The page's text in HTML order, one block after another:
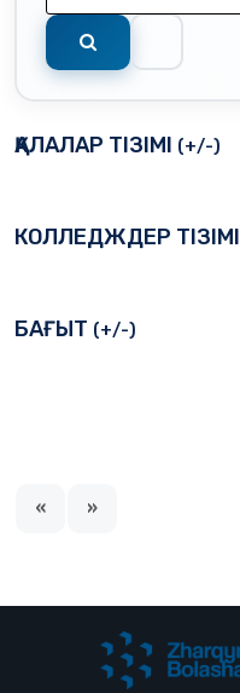
ҚАЛАЛАР ТІЗІМІ (+/-)
КОЛЛЕДЖДЕР ТІЗІМІ
БАҒЫТ (+/-)
« »